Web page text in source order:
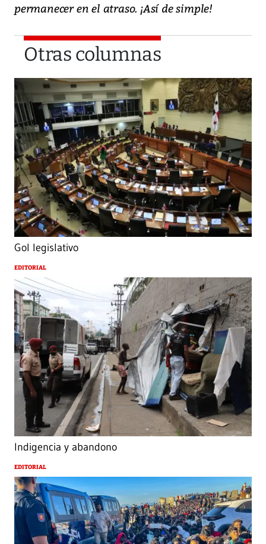
permanecer en el atraso. ¡Así de simple!
Otras columnas
Gol legislativo
EDITORIAL
Indigencia y abandono
EDITORIAL